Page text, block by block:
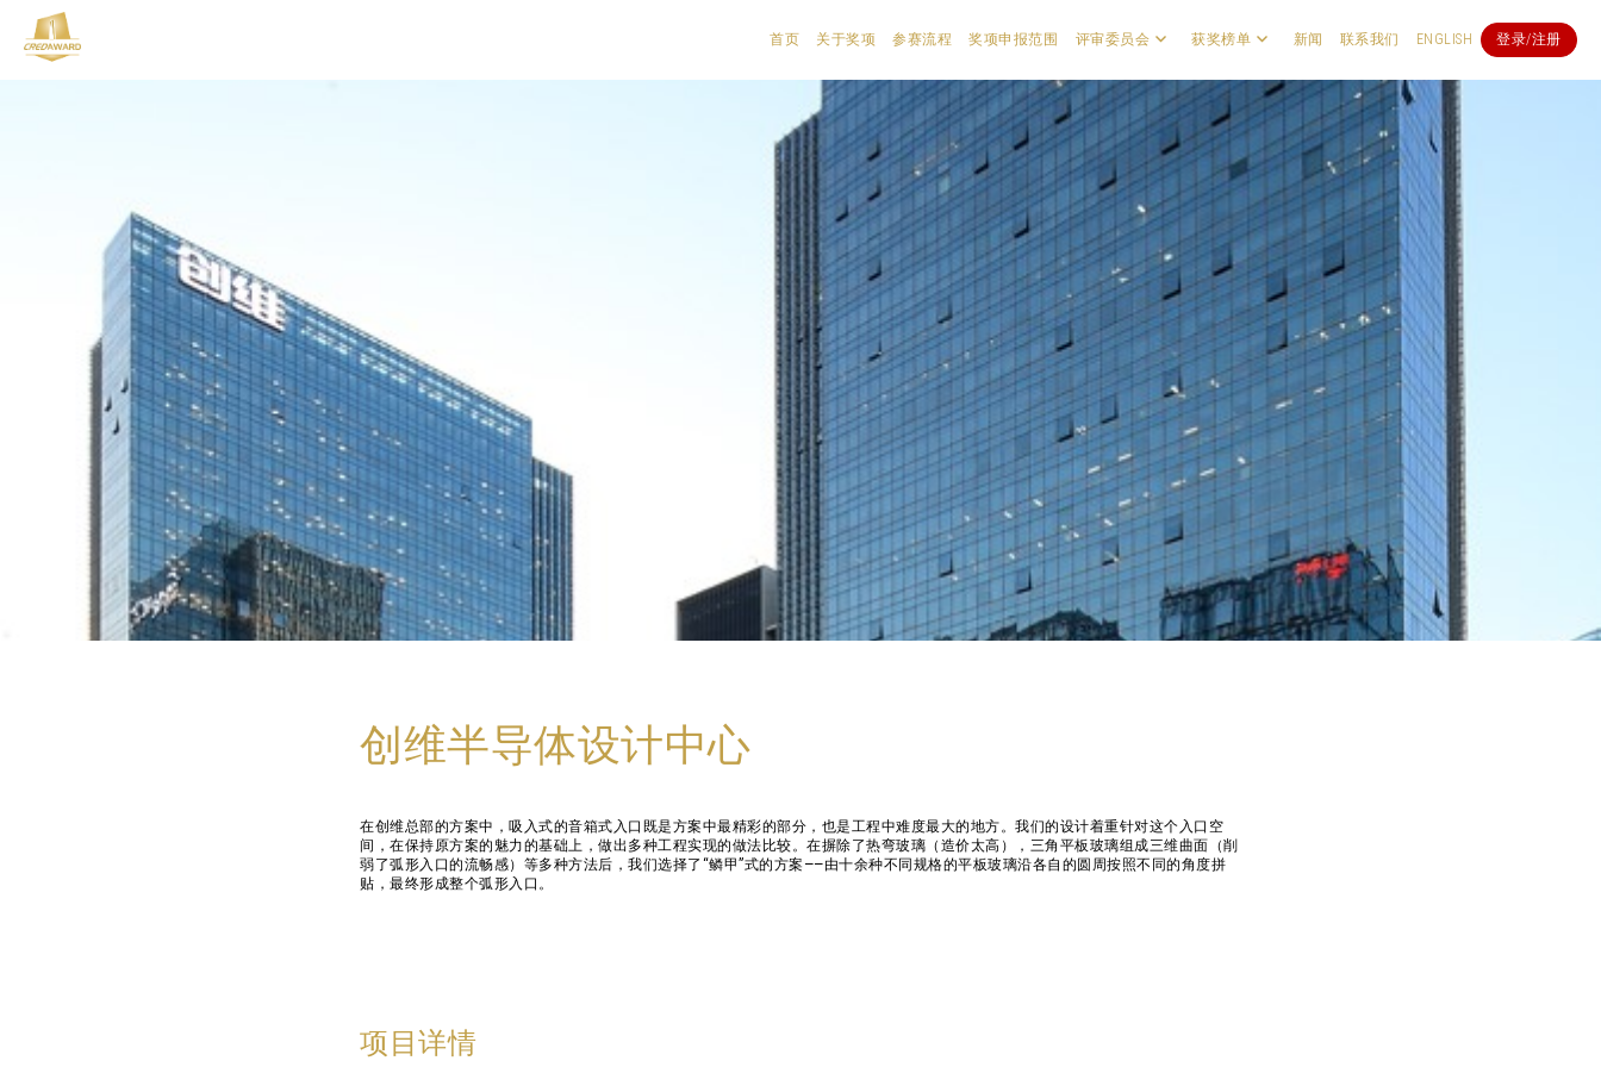
首页 关于奖项 参赛流程 奖项申报范围 评审委员会 获奖榜单 新闻 联系我们 ENGLISH 登录/注册
创维半导体设计中心
在创维总部的方案中，吸入式的音箱式入口既是方案中最精彩的部分，也是工程中难度最大的地方。我们的设计着重针对这个入口空
间，在保持原方案的魅力的基础上，做出多种工程实现的做法比较。在摒除了热弯玻璃（造价太高），三角平板玻璃组成三维曲面（削
弱了弧形入口的流畅感）等多种方法后，我们选择了“鳞甲”式的方案——由十余种不同规格的平板玻璃沿各自的圆周按照不同的角度拼
贴，最终形成整个弧形入口。
项目详情